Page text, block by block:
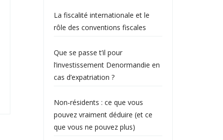
La fiscalité internationale et le
rôle des conventions fiscales
Que se passe t’il pour
l’investissement Denormandie en
cas d’expatriation ?
Non‑résidents : ce que vous
pouvez vraiment déduire (et ce
que vous ne pouvez plus)